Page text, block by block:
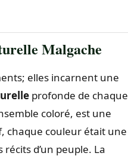
Malgache
elles incarnent une
profonde de chaque
coloré, est une
chaque couleur était une
d’un peuple. La